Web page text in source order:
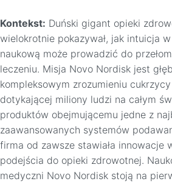
Kontekst: Duński gigant opieki
wielokrotnie pokazywał, jak intuicja
naukową może prowadzić do
leczeniu. Misja Novo Nordisk jest
kompleksowym zrozumieniu
dotykającej miliony ludzi na całym
produktów obejmującemu jedne z
zaawansowanych systemów
firma od zawsze stawiała innowacje
podejścia do opieki zdrowotnej.
medyczni Novo Nordisk stoją na